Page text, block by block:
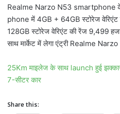
Realme Narzo N53 smartphone के
phone में 4GB + 64GB स्टोरेज
128GB स्टोरेज वेरिएंट की रेंज 9,499
साथ मार्केट में लेगा एंट्री Realme
25Km माइलेज के साथ launch हुई
7-सीटर कार
Share this: